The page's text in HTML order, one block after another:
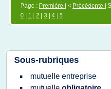
Page : Première | < Précédente
|
0
1 2 3 4 5
Sous-rubriques
mutuelle entreprise